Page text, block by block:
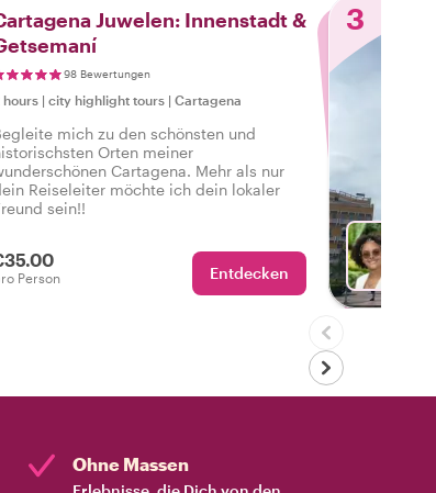
Juwelen: Innenstadt &
98 Bewertungen
hours | city highlight tours | Cartagena
mich zu den schönsten und
Orten meiner
Cartagena. Mehr als nur
Reiseleiter möchte ich dein lokaler
sein!!
Person Entdecken
3
Ohne Massen